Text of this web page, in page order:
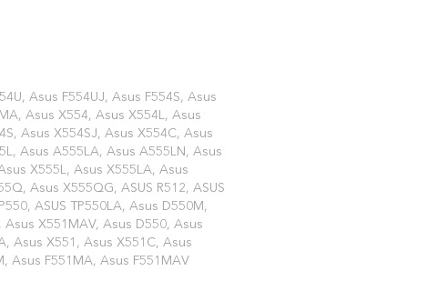
Asus F554UJ, Asus F554S, Asus
Asus X554, Asus X554L, Asus
Asus X554SJ, Asus X554C, Asus
Asus A555LA, Asus A555LN, Asus
X555L, Asus X555LA, Asus
Asus X555QG, ASUS R512, ASUS
ASUS TP550LA, Asus D550M,
X551MAV, Asus D550, Asus
Asus X551, Asus X551C, Asus
Asus F551MA, Asus F551MAV